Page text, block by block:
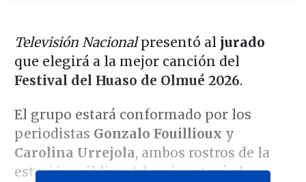
Televisión Nacionalpresentó al jurado
que elegirá a la mejor canción del
Festival del Huaso de Olmué 2026.
El grupo estará conformado por los
periodistas Gonzalo Fouillioux y
Carolina Urrejola, ambos rostros de la
estación pública. Además estará el